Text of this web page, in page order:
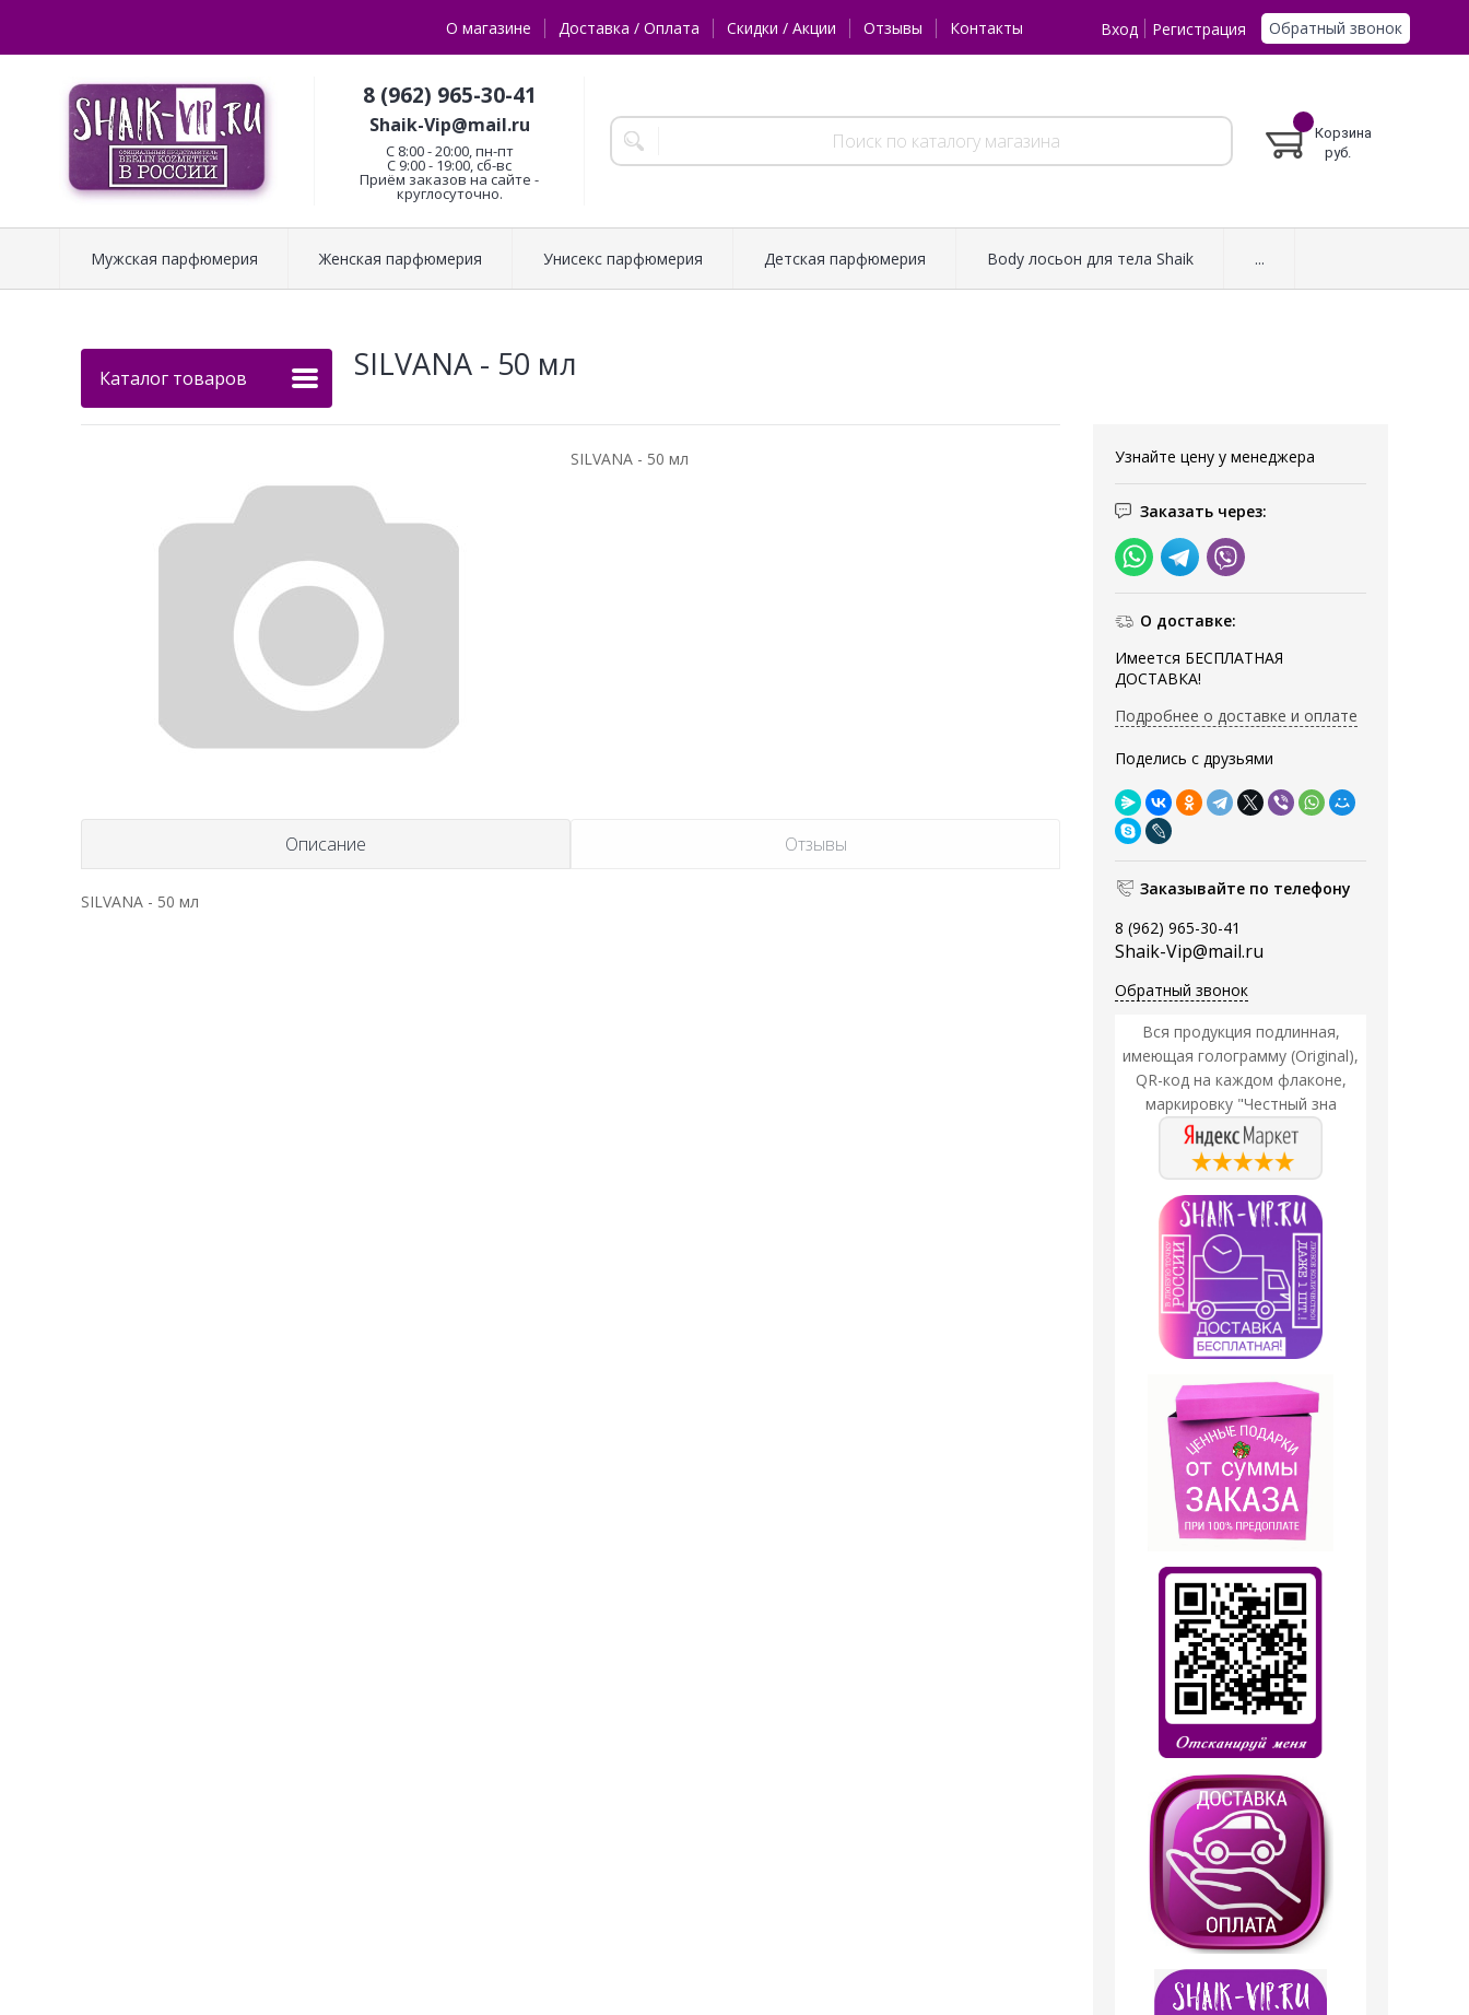
О магазине Доставка / Оплата Скидки / Акции Отзывы Контакты Вход Регистрация Обратный звонок
8 (962) 965-30-41
Shaik-Vip@mail.ru
C 8:00 - 20:00, пн-пт
С 9:00 - 19:00, сб-вс
Приём заказов на сайте -
круглосуточно.
Корзина
руб.
Мужская парфюмерия Женская парфюмерия Унисекс парфюмерия Детская парфюмерия Body лосьон для тела Shaik ...
Каталог товаров SILVANA - 50 мл
Узнайте цену у менеджера
Заказать через:
О доставке:
Имеется БЕСПЛАТНАЯ
ДОСТАВКА!
Подробнее о доставке и оплате
Поделись с друзьями
Заказывайте по телефону
8 (962) 965-30-41
Shaik-Vip@mail.ru
Обратный звонок
Вся продукция подлинная,
имеющая голограмму (Original),
QR-код на каждом флаконе,
маркировку "Честный зна
SILVANA - 50 мл
Описание Отзывы
SILVANA - 50 мл